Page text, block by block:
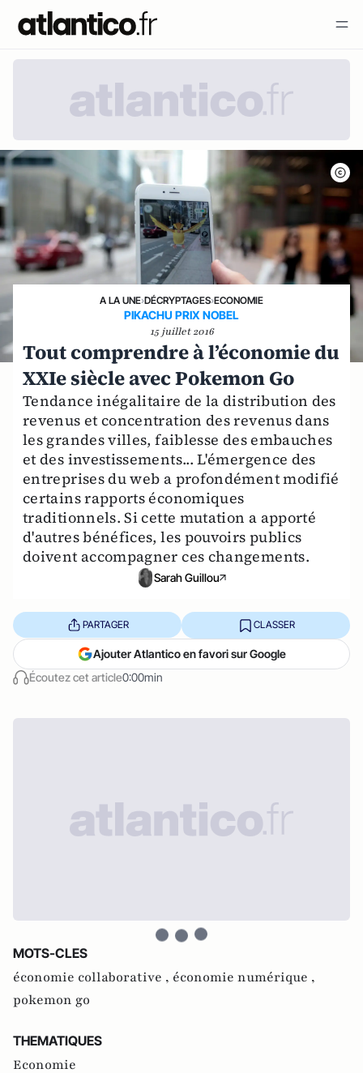
A LA UNE›DÉCRYPTAGES›ECONOMIE
PIKACHU PRIX NOBEL
15 juillet 2016
Tout comprendre à l’économie du
XXIe siècle avec Pokemon Go
Tendance inégalitaire de la distribution des
revenus et concentration des revenus dans
les grandes villes, faiblesse des embauches
et des investissements... L'émergence des
entreprises du web a profondément modifié
certains rapports économiques
traditionnels. Si cette mutation a apporté
d'autres bénéfices, les pouvoirs publics
doivent accompagner ces changements.
Sarah Guillou
Écoutez cet article0:00min
PARTAGER CLASSER
Ajouter Atlantico en favori sur Google
MOTS-CLES
économie collaborative , économie numérique ,
pokemon go
THEMATIQUES
Economie